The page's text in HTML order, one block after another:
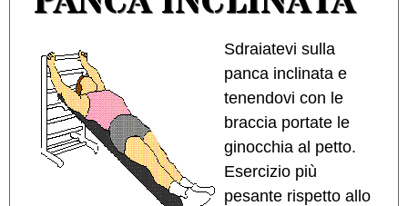
Sdraiatevi sulla
panca inclinata e
tenendovi con le
braccia portate le
ginocchia al petto.
Esercizio più
pesante rispetto allo